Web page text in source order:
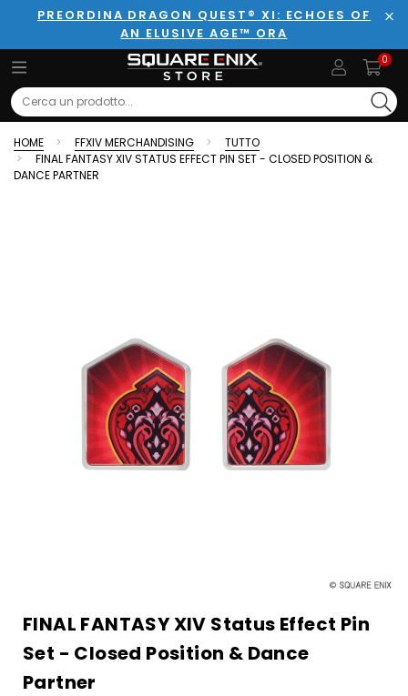
PREORDINA DRAGON QUEST® XI: ECHOES OF
AN ELUSIVE AGE™ ORA
0
Search
HOME FFXIV MERCHANDISING
TUTTO
FINAL FANTASY XIV STATUS EFFECT PIN SET - CLOSED POSITION &
DANCE PARTNER
FINAL FANTASY XIV Status Effect Pin
Set - Closed Position & Dance
Partner